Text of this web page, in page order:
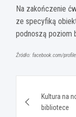
Na zakończenie
ze specyfiką
podnoszą poziom
Źródło: facebook.com/
wpisu
Kultura na
bibliotece